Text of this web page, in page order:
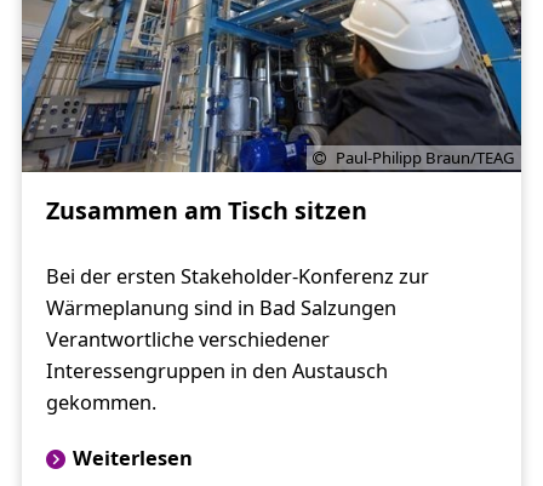
Paul-Philipp Braun/TEAG
Zusammen am Tisch sitzen
Bei der ersten Stakeholder-Konferenz zur
Wärmeplanung sind in Bad Salzungen
Verantwortliche verschiedener
Interessengruppen in den Austausch
gekommen.
Weiterlesen